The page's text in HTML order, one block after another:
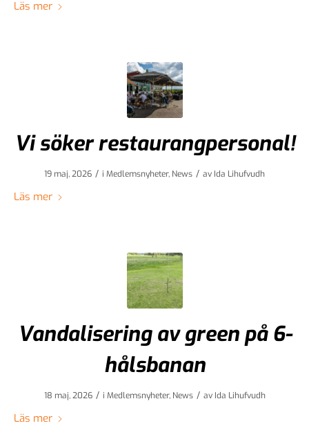
Läs mer
Vi söker restaurangpersonal!
19 maj, 2026 / i Medlemsnyheter, News / av Ida Lihufvudh
Läs mer
Vandalisering av green på 6-
hålsbanan
18 maj, 2026 / i Medlemsnyheter, News / av Ida Lihufvudh
Läs mer